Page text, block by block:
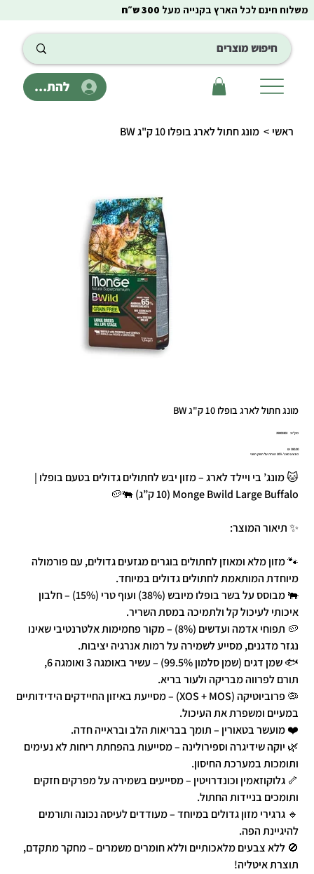
להתחבר
משלוח חינם לכל הארץ בקנייה מעל 300 ש״ח
ראשי > מונג חתול לארג בופלו 10 ק"ג BW
מונג חתול לארג בופלו 10 ק"ג BW
מק"ט:מק"ט
29000302
מחיר‏380.00 ‏₪
מבצע מונג' 20% הנחה על השק השני
🐱 מונג’ בי ויילד לארג – מזון יבש לחתולים גדולים בטעם בופלו |
Monge Bwild Large Buffalo (10 ק”ג) 🐃🥔
✨ תיאור המוצר:
🐾 מזון מלא ומאוזן לחתולים בוגרים מגזעים גדולים, עם פורמולה
מיוחדת המותאמת לחתולים גדולים במיוחד.
🐃 מבוסס על בשר בופלו מיובש (38%) ועוף טרי (15%) – חלבון
איכותי לעיכול קל ולתמיכה במסת השריר.
🥔 תפוחי אדמה ועדשים (8%) – מקור פחמימות אלטרנטיבי שאינו
נגזר מדגנים, מסייע לשמירה על רמות אנרגיה יציבות.
🐟 שמן דגים (שמן סלמון 99.5%) – עשיר באומגה 3 ואומגה 6,
תורם לפרווה מבריקה ולעור בריא.
🦠 פרוביוטיקה (XOS + MOS) – מסייעת באיזון החיידקים הידידותיים
במעיים ומשפרת את העיכול.
❤️ מועשר בטאורין – תומך בבריאות הלב ובראייה חדה.
🌿 יוקה שידיגרה וספירולינה – מסייעות בהפחתת ריחות לא נעימים
ותומכות במערכת החיסון.
🦴 גלוקוזאמין וכונדרויטין – מסייעים בשמירה על מפרקים חזקים
ותומכים בניידות החתול.
🔹 גרגירי מזון גדולים במיוחד – מעודדים לעיסה נכונה ותורמים
להיגיינת הפה.
🚫 ללא צבעים מלאכותיים וללא חומרים משמרים – מחקר מתקדם,
תוצרת איטליה!